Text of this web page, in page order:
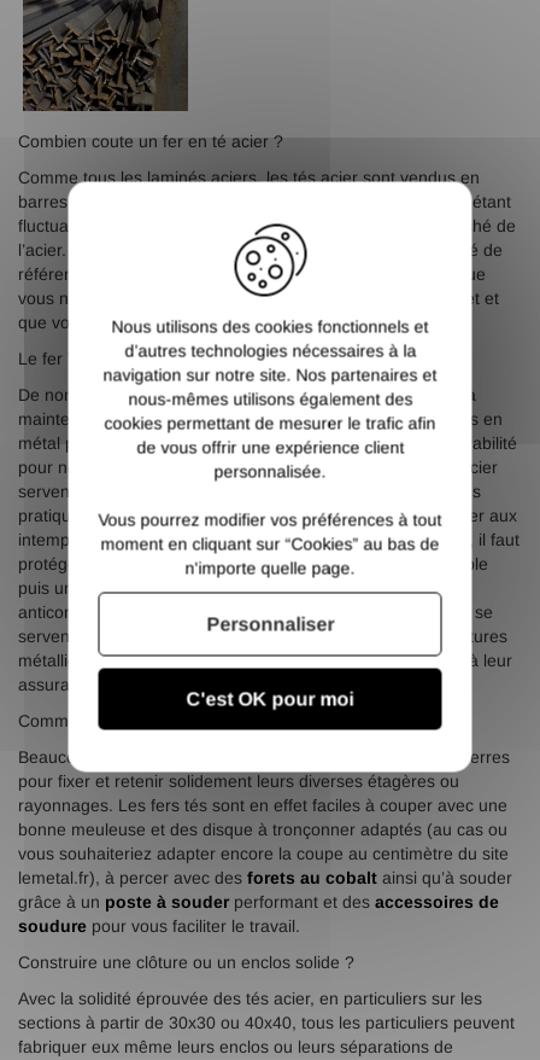
Combien coute un fer en té acier ?
Comme tous les laminés aciers, les tés acier sont vendus en
barres de 6 mètres et leur prix est calculé au poids, celui-ci étant
fluctuant en fonction de l’offre et de la demande sur le marché de
l’acier. Sur le site lemetal.fr, vous trouverez une large variété de
références au meilleur prix, proposés au centimètre pour que
vous n’achetiez que les longueurs nécessaires à votre projet et
que vous réalisiez ainsi des économies.
Le fer T acier, pour quelle utilisation ?
De nombreuses industries, que ce soit dans le ferroviaire, la
maintenance ou en ingénierie utilisent régulièrement des tés en
métal pour leurs qualités reconnues de résistance et de durabilité
pour nombre de leurs chantiers. Dans le bâtiment, les tés acier
servent à la fabrication de vérandas et verrières (ils sont très
pratiques en soutien des vitres) design et qui sauront résister aux
intempéries à long terme (pour toute utilisation en extérieur, il faut
protéger les tés correctement, avec un dégraissage préalable
puis un vernis pour garder leur aspect brut ou une peinture
anticorrosion). Les serruriers et les divers métiers de l’acier se
servent des tés en acier pour réaliser de nombreuses structures
métalliques grâce à ses qualités de soudabilité aisée alliée à leur
assurance de longue durée.
Comment fabriquer mes rayonnages de magasin ?
Beaucoup de commerçants utilisent les T acier comme équerres
pour fixer et retenir solidement leurs diverses étagères ou
rayonnages. Les fers tés sont en effet faciles à couper avec une
bonne meuleuse et des disque à tronçonner adaptés (au cas ou
vous souhaiteriez adapter encore la coupe au centimètre du site
lemetal.fr), à percer avec des forets au cobalt ainsi qu’à souder
grâce à un poste à souderperformant et des accessoires de
soudure pour vous faciliter le travail.
Construire une clôture ou un enclos solide ?
Avec la solidité éprouvée des tés acier, en particuliers sur les
sections à partir de 30x30 ou 40x40, tous les particuliers peuvent
fabriquer eux même leurs enclos ou leurs séparations de
Nous utilisons des cookies fonctionnels et
d’autres technologies nécessaires à la
navigation sur notre site. Nos partenaires et
nous-mêmes utilisons également des
cookies permettant de mesurer le trafic afin
de vous offrir une expérience client
personnalisée.
Vous pourrez modifier vos préférences à tout
moment en cliquant sur “Cookies” au bas de
n'importe quelle page.
C'est OK pour moi
Personnaliser